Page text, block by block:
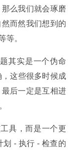
么我们就会琢磨
而然我们想到的
等。
其实是一个伪命
这些很多时候成
后一定是互相进
具，而是一个更
- 执行 - 检查的